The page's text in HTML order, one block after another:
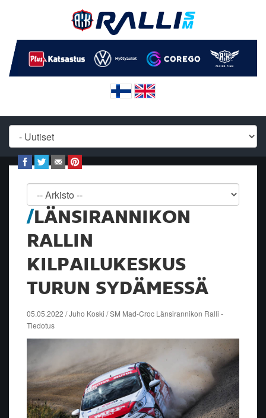
LÄNSIRANNIKON
RALLIN
KILPAILUKESKUS
TURUN SYDÄMESSÄ
05.05.2022 / Juho Koski / SM Mad-Croc Länsirannikon Ralli -
Tiedotus